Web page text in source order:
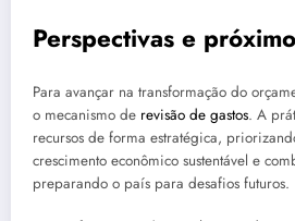
Perspectivas e
Para avançar na transformação do
o mecanismo de revisão de gastos. A
recursos de forma estratégica,
crescimento econômico sustentável e
preparando o país para desafios futuros.